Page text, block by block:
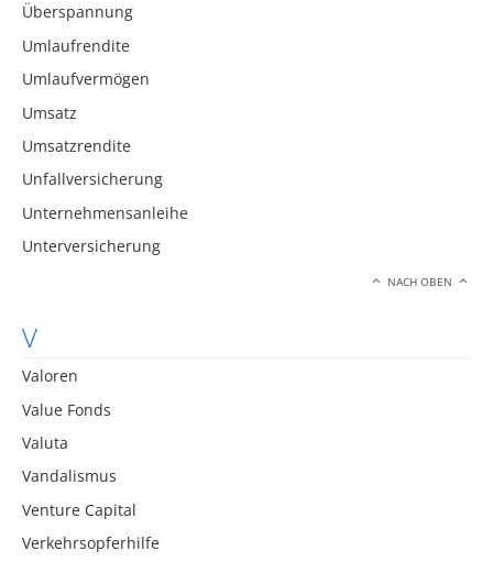
Überspannung
Umlaufrendite
Umlaufvermögen
Umsatz
Umsatzrendite
Unfallversicherung
Unternehmensanleihe
Unterversicherung
NACH OBEN
V
Valoren
Value Fonds
Valuta
Vandalismus
Venture Capital
Verkehrsopferhilfe